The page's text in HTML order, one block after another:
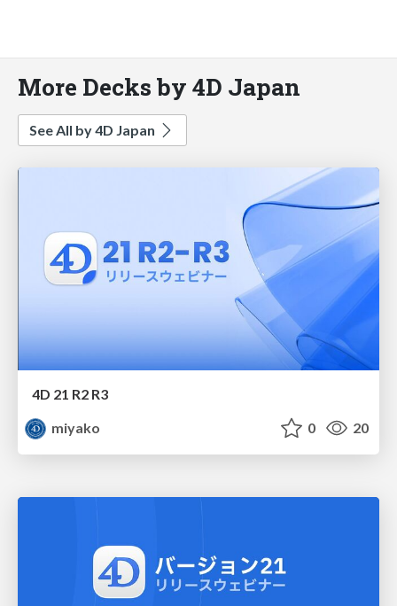
More Decks by 4D Japan
See All by 4D Japan
4D 21 R2 R3
miyako
0 20